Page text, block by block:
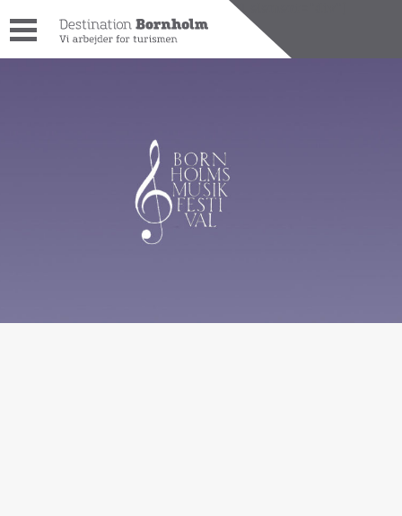
[wpdreams_ajaxsearchlite_results id=1 element="div"]